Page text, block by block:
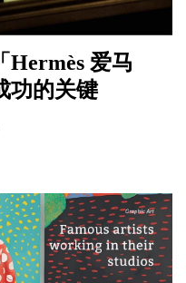
Hermès 爱马
功的关键